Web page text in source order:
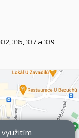
335, 337 a 339
využitím